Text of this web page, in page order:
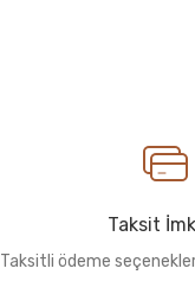
Taksit
Taksitli ödeme